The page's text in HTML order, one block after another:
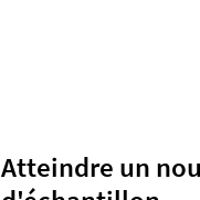
Atteindre un